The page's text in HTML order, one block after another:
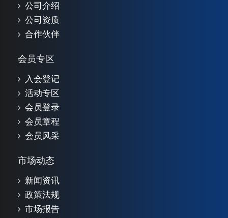
公司介绍
公司资质
合作伙伴
会员专区
入会登记
活动专区
会员登录
会员章程
会员风采
市场动态
新闻资讯
政策法规
市场报告